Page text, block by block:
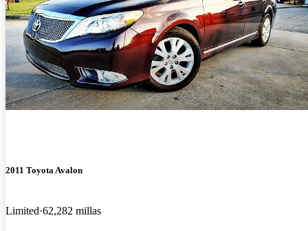
2011 Toyota Avalon
Limited 62,282 millas